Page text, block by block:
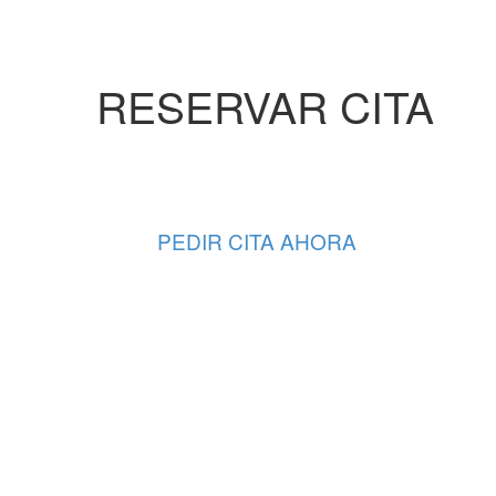
RESERVAR CITA
PEDIR CITA AHORA